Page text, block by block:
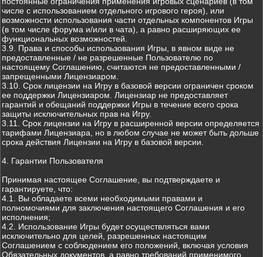
числе с использованием отдельного игрового героя), или
возможности использования части отдельных компонентов Игры
(в том числе форума и/или в чата), а равно расширяющих ее
функциональных возможностей.
3.9. Права и способы использования Игры, в явном виде не
предоставленные / не разрешенные Пользователю по
настоящему Соглашению, считаются не предоставленными /
запрещенными Лицензиаром.
3.10. Срок лицензии на Игру в базовой версии ограничен сроком
ее поддержки Лицензиаром. Лицензиар не предоставляет
гарантий и обещаний поддержки Игры в течение всего срока
защиты исключительных прав на Игру.
3.11. Срок лицензии на Игру в расширенной версии определяется
тарифами Лицензиара, но в любом случае не может быть дольше
срока действия Лицензии на Игру в базовой версии.
4. Гарантии Пользователя
Принимая настоящее Соглашение, вы подтверждаете и
гарантируете, что:
4.1. Вы обладаете всеми необходимыми правами и
полномочиями для заключения настоящего Соглашения и его
исполнения;
4.2. Использование Игры будет осуществляться вами
исключительно для целей, разрешенных настоящим
Соглашением с соблюдением его положений, включая условия
Обязательных документов, а равно требований применимого